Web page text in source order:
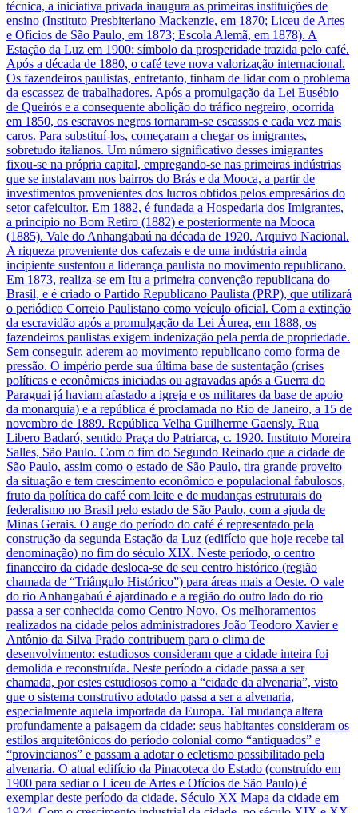
técnica, a iniciativa privada inaugura as primeiras instituições de
ensino (Instituto Presbiteriano Mackenzie, em 1870; Liceu de Artes
e Ofícios de São Paulo, em 1873; Escola Alemã, em 1878). A
Estação da Luz em 1900: símbolo da prosperidade trazida pelo café.
Após a década de 1880, o café teve nova valorização internacional.
Os fazendeiros paulistas, entretanto, tinham de lidar com o problema
da escassez de trabalhadores. Após a promulgação da Lei Eusébio
de Queirós e a consequente abolição do tráfico negreiro, ocorrida
em 1850, os escravos negros tornaram-se escassos e cada vez mais
caros. Para substituí-los, começaram a chegar os imigrantes,
sobretudo italianos. Um número significativo desses imigrantes
fixou-se na própria capital, empregando-se nas primeiras indústrias
que se instalavam nos bairros do Brás e da Mooca, a partir de
investimentos provenientes dos lucros obtidos pelos empresários do
setor cafeicultor. Em 1882, é fundada a Hospedaria dos Imigrantes,
a princípio no Bom Retiro (1882) e posteriormente na Mooca
(1885). Vale do Anhangabaú na década de 1920. Arquivo Nacional.
A riqueza proveniente dos cafezais e de uma indústria ainda
incipiente sustentou a liderança paulista no movimento republicano.
Em 1873, realiza-se em Itu a primeira convenção republicana do
Brasil, e é criado o Partido Republicano Paulista (PRP), que utilizará
o periódico Correio Paulistano como veículo oficial. Com a extinção
da escravidão após a promulgação da Lei Áurea, em 1888, os
fazendeiros paulistas exigem indenização pela perda de propriedade.
Sem conseguir, aderem ao movimento republicano como forma de
pressão. O império perde sua última base de sustentação (crises
políticas e econômicas iniciadas ou agravadas após a Guerra do
Paraguai já haviam afastado a igreja e os militares da base de apoio
da monarquia) e a república é proclamada no Rio de Janeiro, a 15 de
novembro de 1889. República Velha Guilherme Gaensly. Rua
Libero Badaró, sentido Praça do Patriarca, c. 1920. Instituto Moreira
Salles, São Paulo. Com o fim do Segundo Reinado que a cidade de
São Paulo, assim como o estado de São Paulo, tira grande proveito
da situação e tem crescimento econômico e populacional fabulosos,
fruto da política do café com leite e de mudanças estruturais do
federalismo no Brasil pelo estado de São Paulo, com a ajuda de
Minas Gerais. O auge do período do café é representado pela
construção da segunda Estação da Luz (edifício que hoje recebe tal
denominação) no fim do século XIX. Neste período, o centro
financeiro da cidade desloca-se de seu centro histórico (região
chamada de “Triângulo Histórico”) para áreas mais a Oeste. O vale
do rio Anhangabaú é ajardinado e a região do outro lado do rio
passa a ser conhecida como Centro Novo. Os melhoramentos
realizados na cidade pelos administradores João Teodoro Xavier e
Antônio da Silva Prado contribuem para o clima de
desenvolvimento: estudiosos consideram que a cidade inteira foi
demolida e reconstruída. Neste período a cidade passa a ser
chamada, por estes estudiosos como a “cidade da alvenaria”, visto
que o sistema construtivo adotado passa a ser a alvenaria,
especialmente aquela importada da Europa. Tal mudança altera
profundamente a paisagem da cidade: seus habitantes consideram os
estilos arquitetônicos do período colonial como “antiquados” e
“provincianos” e passam a adotar o ecletismo possibilitado pela
alvenaria. O atual edifício da Pinacoteca do Estado (construído em
1900 para sediar o Liceu de Artes e Ofícios de São Paulo) é
exemplar deste período da cidade. Século XX Mapa da cidade em